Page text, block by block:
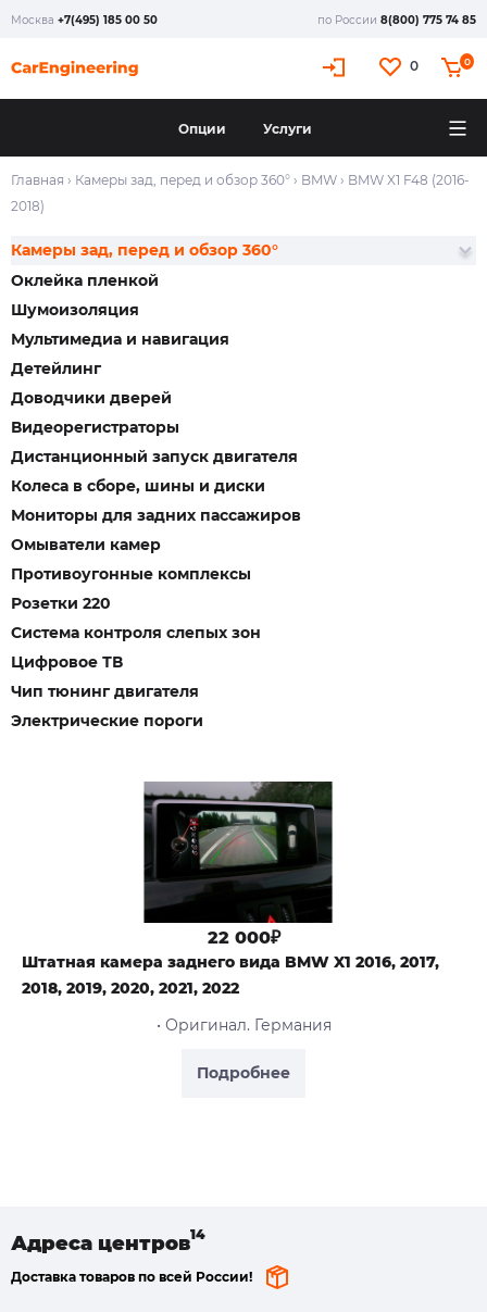
Москва +7(495) 185 00 50 по России 8(800) 775 74 85
0 0
Опции Услуги
Главная › Камеры зад, перед и обзор 360° › BMW › BMW X1 F48 (2016-
2018)
Оклейка пленкой
Шумоизоляция
Мультимедиа и навигация
Детейлинг
Доводчики дверей
Видеорегистраторы
Дистанционный запуск двигателя
Камеры зад, перед и обзор 360°
Колеса в сборе, шины и диски
Мониторы для задних пассажиров
Омыватели камер
Противоугонные комплексы
Розетки 220
Система контроля слепых зон
Цифровое ТВ
Чип тюнинг двигателя
Электрические пороги
Подробнее
22 000₽
Штатная камера заднего вида BMW X1 2016, 2017,
2018, 2019, 2020, 2021, 2022
• Оригинал. Германия
Адреса центров
Доставка товаров по всей России!